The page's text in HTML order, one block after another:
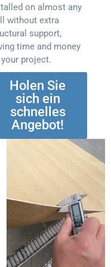
on almost any
without extra
support,
time and money
project.
Holen Sie
sich ein
schnelles
Angebot!